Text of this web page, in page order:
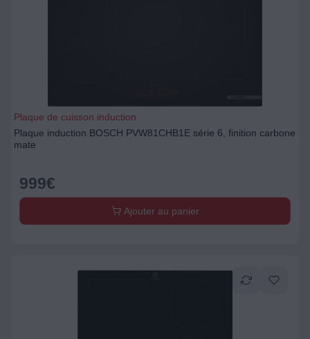
Plaque de cuisson induction
Plaque induction BOSCH PVW81CHB1E série 6, finition carbone
mate
999€
Ajouter au panier